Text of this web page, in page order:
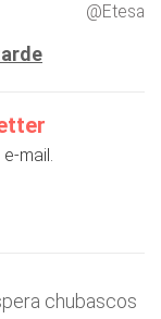
@Etesa
mail.
chubascos